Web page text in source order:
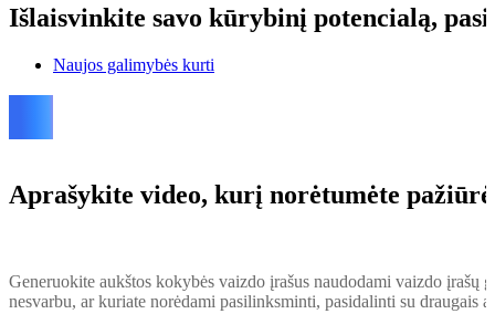
Išlaisvinkite savo kūrybinį potencialą,
Naujos galimybės kurti
Aprašykite video, kurį norėtumėte
Generuokite aukštos kokybės vaizdo įrašus naudodami vaizdo
nesvarbu, ar kuriate norėdami pasilinksminti, pasidalinti su draugais